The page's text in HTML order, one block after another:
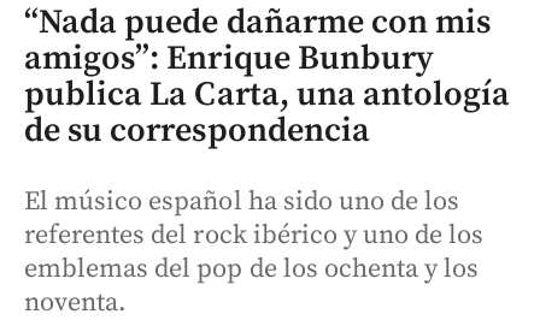
“Nada puede dañarme con mis
amigos”: Enrique Bunbury
publica La Carta, una antología
de su correspondencia
El músico español ha sido uno de los
referentes del rock ibérico y uno de los
emblemas del pop de los ochenta y los
noventa.